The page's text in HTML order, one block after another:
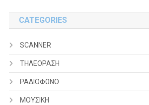
CATEGORIES
SCANNER
ΤΗΛΕΟΡΑΣΗ
ΡΑΔΙΟΦΩΝΟ
ΜΟΥΣΙΚΗ